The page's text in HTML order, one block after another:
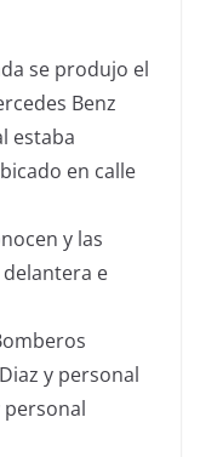
se produjo el
Benz
estaba
en calle
y las
e
y personal
personal